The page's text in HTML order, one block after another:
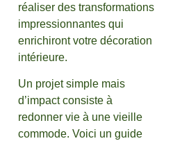
réaliser des transformations
impressionnantes qui
enrichiront votre décoration
intérieure.
Un projet simple mais
d’impact consiste à
redonner vie à une vieille
commode. Voici un guide